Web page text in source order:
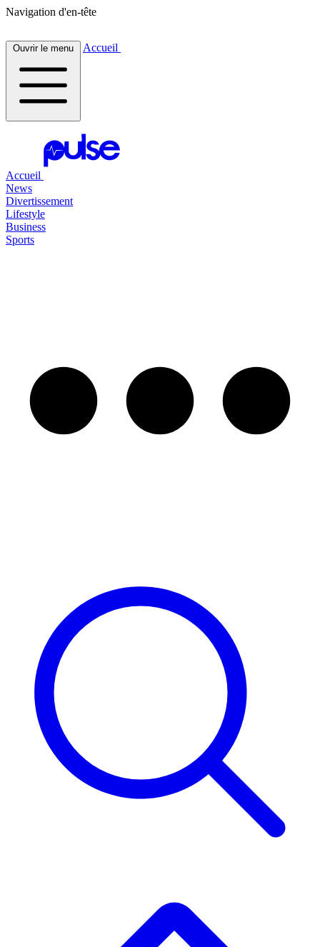
Navigation d'en-tête
Ouvrir le menu Accueil
Accueil
News
Divertissement
Lifestyle
Business
Sports